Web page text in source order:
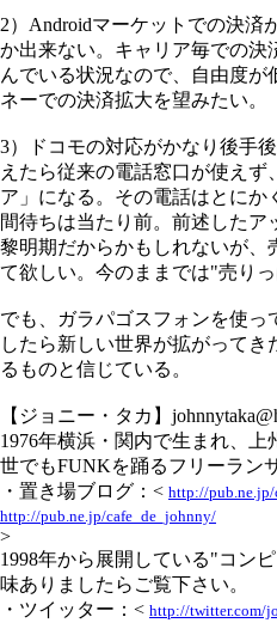
2）Androidマーケットでの決済
か出来ない。キャリア毎での決
んでいる状況なので、自由度が
ネーでの決済拡大を望みたい。
3）ドコモの対応がかなり後手
えたら従来の電話窓口が使え
ア」になる。その電話はとにか
間待ちは当たり前。前述した
黎明期だからかもしれないが、
て欲しい。今のままでは"売りっ
でも、ガラパゴスフォンを使っ
したら新しい世界が拡がって
るものと信じている。
【ジョニー・タカ】
1976年横浜・関内で生まれ、
世でもFUNKを踊るフリーラン
・置き場ブログ：< http://
http://pub.ne.jp/cafe_de_johnny/
>
1998年から展開している"コン
味ありましたらご覧下さい。
・ツイッター：< http://twitter.com/